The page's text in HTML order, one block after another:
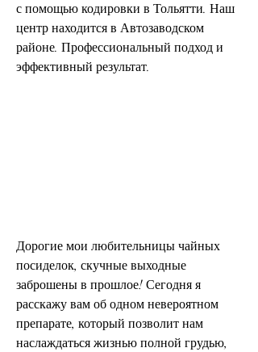
с помощью кодировки в Тольятти. Наш
центр находится в Автозаводском
районе. Профессиональный подход и
эффективный результат.
Дорогие мои любительницы чайных
посиделок, скучные выходные
заброшены в прошлое! Сегодня я
расскажу вам об одном невероятном
препарате, который позволит нам
наслаждаться жизнью полной грудью,